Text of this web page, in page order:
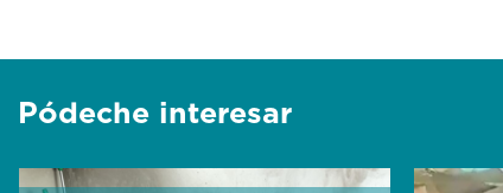
Pódeche interesar